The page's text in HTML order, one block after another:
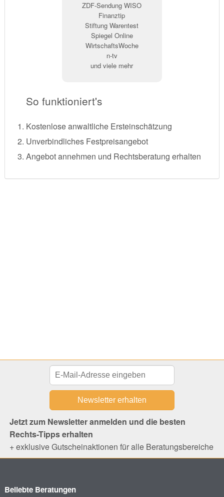
ZDF-Sendung WISO
Finanztip
Stiftung Warentest
Spiegel Online
WirtschaftsWoche
n-tv
und viele mehr
So funktioniert's
Kostenlose anwaltliche Ersteinschätzung
Unverbindliches Festpreisangebot
Angebot annehmen und Rechtsberatung erhalten
Jetzt zum Newsletter anmelden und die besten
Rechts-Tipps erhalten
+ exklusive Gutscheinaktionen für alle Beratungsbereiche
Beliebte Beratungen